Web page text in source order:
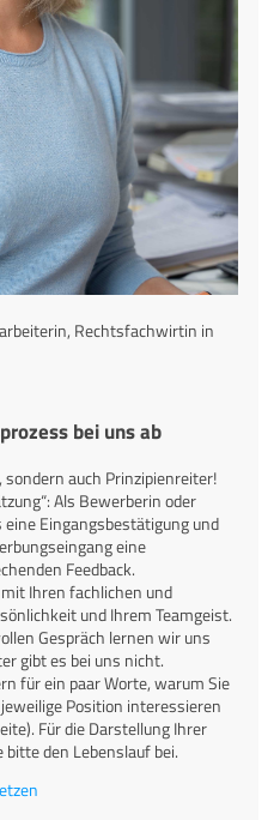
Rechtsfachwirtin in
bei uns ab
auch Prinzipienreiter!
Als Bewerberin oder
Eingangsbestätigung und
eine
Feedback.
Ihren fachlichen und
und Ihrem Teamgeist.
Gespräch lernen wir uns
gibt es bei uns nicht.
für ein paar Worte, warum Sie
Position interessieren
Für die Darstellung Ihrer
den Lebenslauf bei.